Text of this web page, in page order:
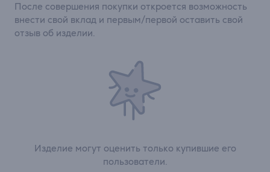
Изделие могут оценить только купившие его
пользователи.
После совершения покупки откроется возможность
внести свой вклад и первым/первой оставить свой
отзыв об изделии.